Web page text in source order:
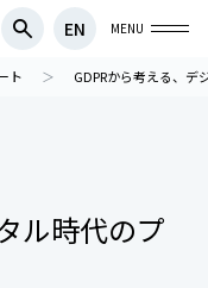
EN MENU
ト GDPRから考える、デ
ル時代のプ